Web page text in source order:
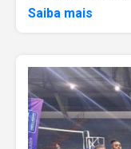
Saiba mais